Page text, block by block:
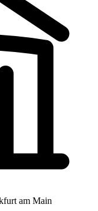
am Main